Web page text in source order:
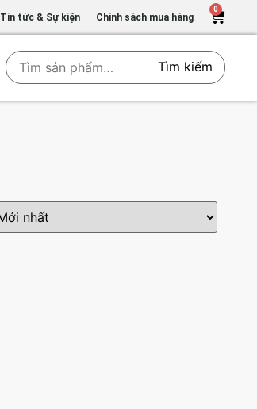
Tin tức & Sự kiện Chính sách mua hàng
0
Tìm kiếm